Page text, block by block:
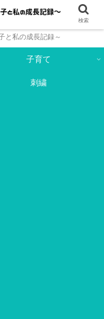
と私の成長記録～
子育て
刺繍
検索